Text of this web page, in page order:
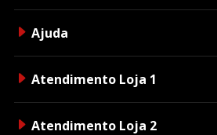
Ajuda
Atendimento Loja 1
Atendimento Loja 2